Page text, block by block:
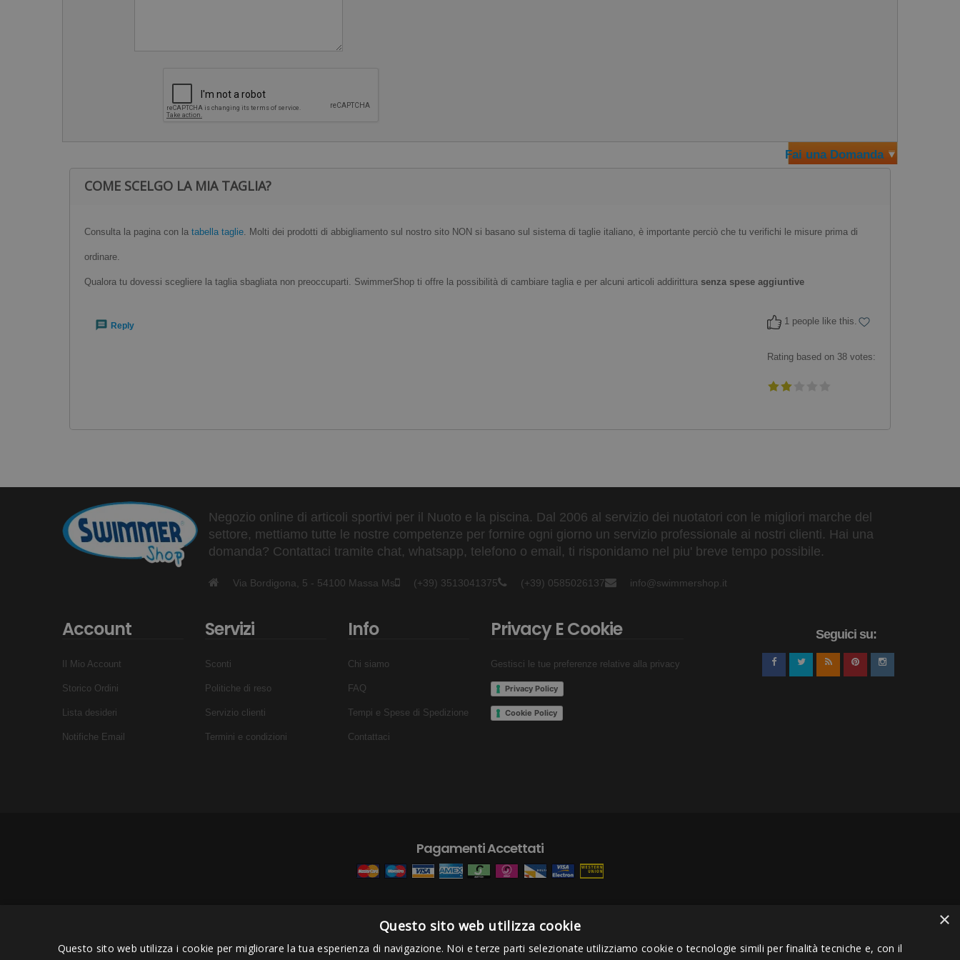
Fai una Domanda
COME SCELGO LA MIA TAGLIA?
Consulta la pagina con la tabella taglie. Molti dei prodotti di abbigliamento sul nostro sito NON si basano sul sistema di taglie italiano, è importante perciò che tu verifichi le misure prima di
ordinare.
Qualora tu dovessi scegliere la taglia sbagliata non preoccuparti. SwimmerShop ti offre la possibilità di cambiare taglia e per alcuni articoli addirittura senza spese aggiuntive
1 people like this.
Rating based on 38 votes:
Reply
Negozio online di articoli sportivi per il Nuoto e la piscina. Dal 2006 al servizio dei nuotatori con le migliori marche del
settore, mettiamo tutte le nostre competenze per fornire ogni giorno un servizio professionale ai nostri clienti. Hai una
domanda? Contattaci tramite chat, whatsapp, telefono o email, ti risponidamo nel piu' breve tempo possibile.
Via Bordigona, 5 - 54100 Massa Ms (+39) 3513041375 (+39) 0585026137 info@swimmershop.it
Account
Il Mio Account
Storico Ordini
Lista desideri
Notifiche Email
Servizi
Sconti
Politiche di reso
Servizio clienti
Termini e condizioni
Info
Chi siamo
FAQ
Tempi e Spese di Spedizione
Contattaci
Privacy E Cookie
Gestisci le tue preferenze relative alla privacy
Privacy Policy
Cookie Policy
Seguici su:
Pagamenti Accettati
Copyright © 2006 - 2023 - Icarus Project sas - Via Bordigona, 5 - 54100 Massa MS - Tel 0585026137 - P.IVA 01151030457 - REA MS 117168
×
Questo sito web utilizza cookie
Questo sito web utilizza i cookie per migliorare la tua esperienza di navigazione. Noi e terze parti selezionate utilizziamo cookie o tecnologie simili per finalità tecniche e, con il